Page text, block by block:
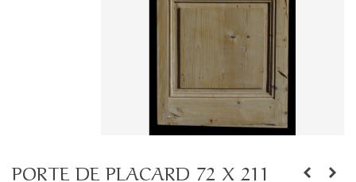
PORTE DE PLACARD 72 X 211